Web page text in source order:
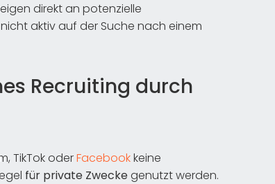
direkt an potenzielle
aktiv auf der Suche nach einem
Recruiting durch
TikTok oderFacebookkeine
für private Zweckegenutzt werden.